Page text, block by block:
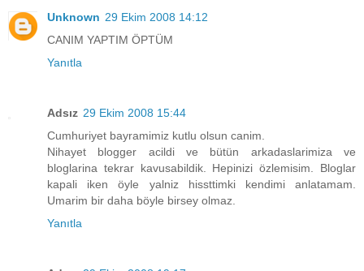
Unknown 29 Ekim 2008 14:12
CANIM YAPTIM ÖPTÜM
Yanıtla
Adsız 29 Ekim 2008 15:44
Cumhuriyet bayramimiz kutlu olsun canim.
Nihayet blogger acildi ve bütün arkadaslarimiza ve
bloglarina tekrar kavusabildik. Hepinizi özlemisim. Bloglar
kapali iken öyle yalniz hissttimki kendimi anlatamam.
Umarim bir daha böyle birsey olmaz.
Yanıtla